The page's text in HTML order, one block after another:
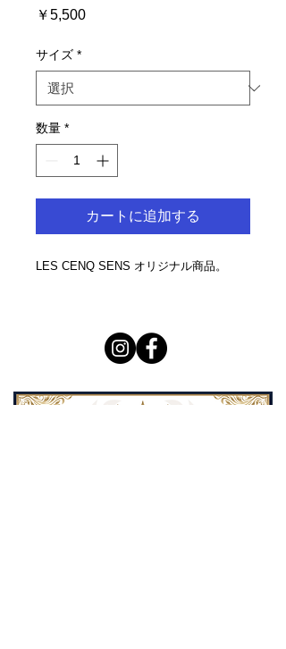
￥5,500価
サイズ *
数量 *
カートに追加する
LES CENQ SENS オリジナル商品。